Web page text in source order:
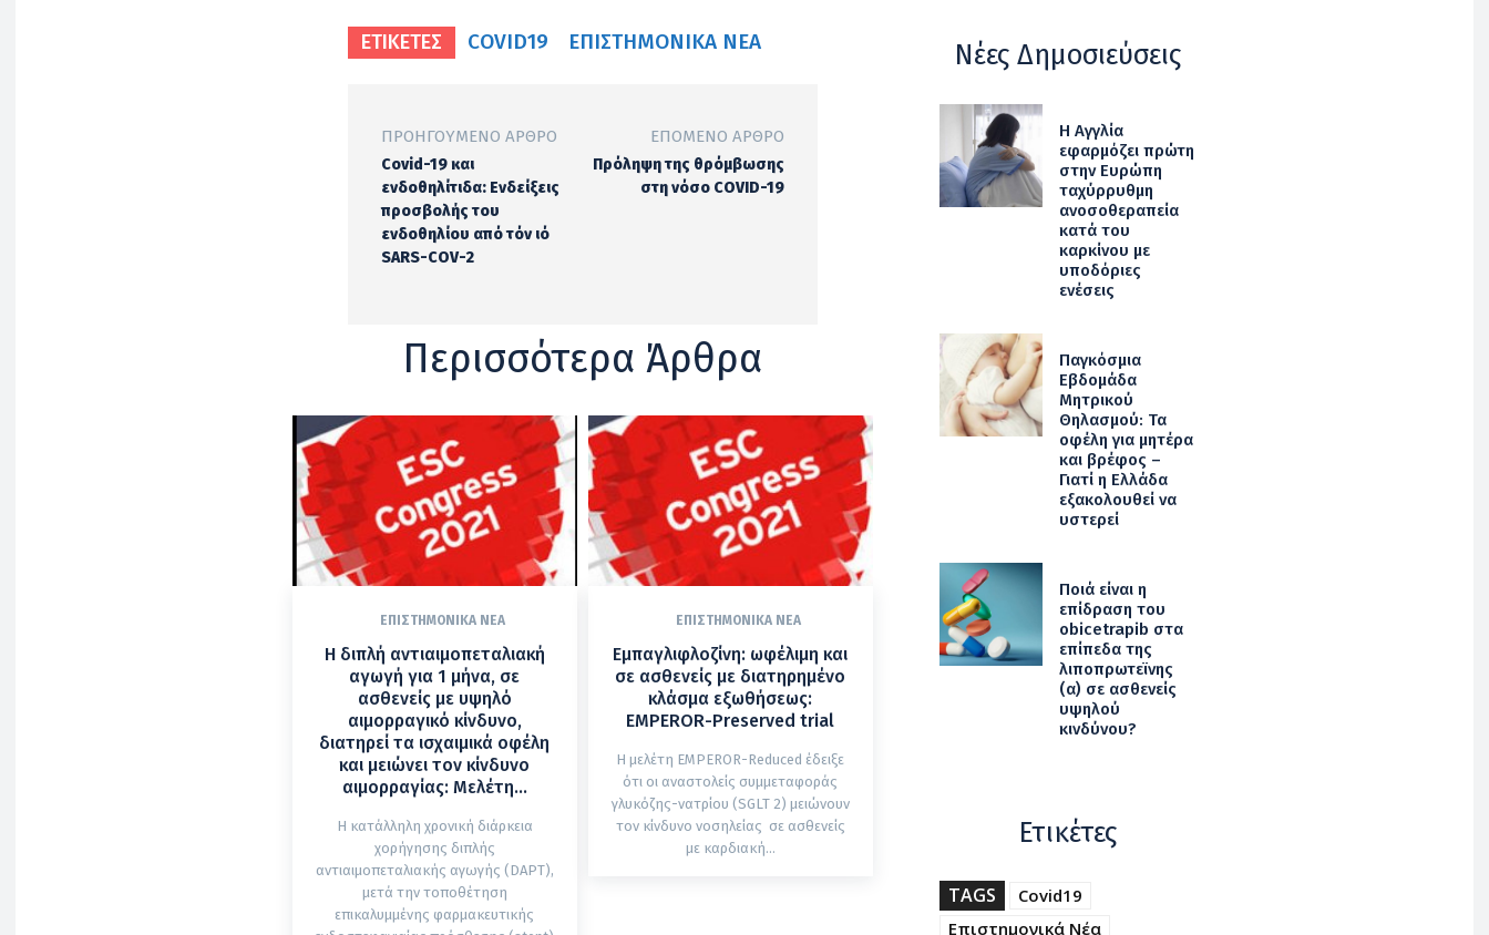
ΕΤΙΚΕΤΕΣ COVID19 ΕΠΙΣΤΗΜΟΝΙΚΆ ΝΈΑ
ΠΡΟΗΓΟΎΜΕΝΟ ΆΡΘΡΟ
Covid-19 και
ενδοθηλίτιδα: Ενδείξεις
προσβολής του
ενδοθηλίου από τόν ιό
SARS-COV-2
ΕΠΌΜΕΝΟ ΆΡΘΡΟ
Πρόληψη της θρόμβωσης
στη νόσο COVID-19
Περισσότερα Άρθρα
ΕΠΙΣΤΗΜΟΝΙΚΆ ΝΈΑ
H διπλή αντιαιμοπεταλιακή
αγωγή για 1 μήνα, σε
ασθενείς με υψηλό
αιμορραγικό κίνδυνο,
διατηρεί τα ισχαιμικά οφέλη
και μειώνει τον κίνδυνο
αιμορραγίας: Μελέτη...
Η κατάλληλη χρονική διάρκεια
χορήγησης διπλής
αντιαιμοπεταλιακής αγωγής (DAPT),
μετά την τοποθέτηση
επικαλυμμένης φαρμακευτικής
ΕΠΙΣΤΗΜΟΝΙΚΆ ΝΈΑ
Εμπαγλιφλοζίνη: ωφέλιμη και
σε ασθενείς με διατηρημένο
κλάσμα εξωθήσεως:
EMPEROR-Preserved trial
Η μελέτη EMPEROR-Reduced έδειξε
ότι οι αναστολείς συμμεταφοράς
γλυκόζης-νατρίου (SGLT 2) μειώνουν
τον κίνδυνο νοσηλείας σε ασθενείς
με καρδιακή...
Νέες Δημοσιεύσεις
Η Αγγλία
εφαρμόζει πρώτη
στην Ευρώπη
ταχύρρυθμη
ανοσοθεραπεία
κατά του
καρκίνου με
υποδόριες
ενέσεις
Παγκόσμια
Εβδομάδα
Μητρικού
Θηλασμού: Τα
οφέλη για μητέρα
και βρέφος –
Γιατί η Ελλάδα
εξακολουθεί να
υστερεί
Ποιά είναι η
επίδραση του
obicetrapib στα
επίπεδα της
λιποπρωτεϊνης
(α) σε ασθενείς
υψηλού
κινδύνου?
Ετικέτες
TAGS
Covid19
Επιστημονικά Νέα